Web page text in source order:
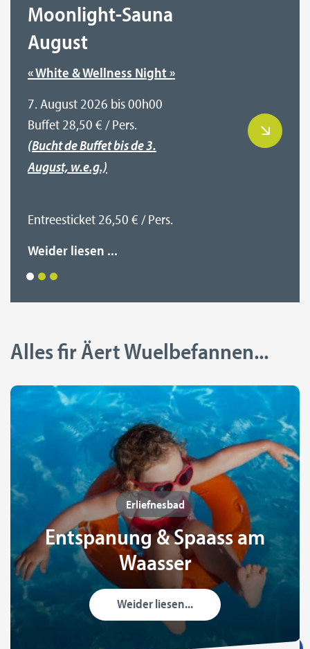
Moonlight-Sauna
August
« White & Wellness Night »
7. August 2026 bis 00h00
Buffet 28,50 € / Pers.
(Bucht de Buffet bis de 3.
August, w.e.g.)
Entreesticket 26,50 € / Pers.
Weider liesen ...
Alles fir Äert Wuelbefannen...
Erliefnesbad
Entspanung & Spaass am
Waasser
Weider liesen...